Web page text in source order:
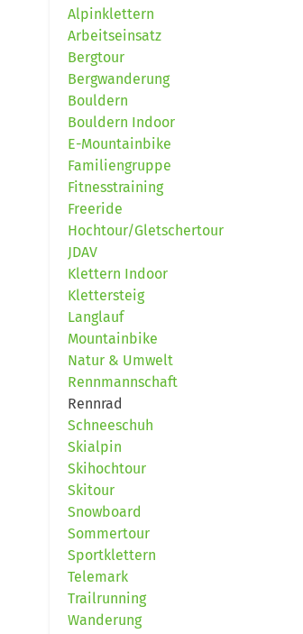
Alpinklettern
Arbeitseinsatz
Bergtour
Bergwanderung
Bouldern
Bouldern Indoor
E-Mountainbike
Familiengruppe
Fitnesstraining
Freeride
Hochtour/Gletschertour
JDAV
Klettern Indoor
Klettersteig
Langlauf
Mountainbike
Natur & Umwelt
Rennmannschaft
Rennrad
Schneeschuh
Skialpin
Skihochtour
Skitour
Snowboard
Sommertour
Sportklettern
Telemark
Trailrunning
Wanderung